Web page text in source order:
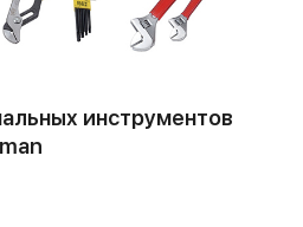
инструментов